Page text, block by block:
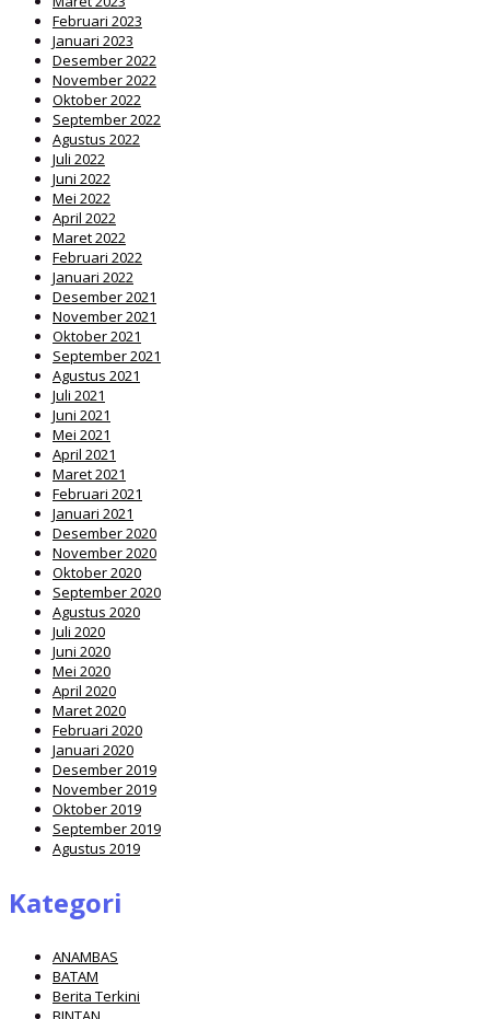
Februari 2023
Januari 2023
Desember 2022
November 2022
Oktober 2022
September 2022
Agustus 2022
Juli 2022
Juni 2022
Mei 2022
April 2022
Maret 2022
Februari 2022
Januari 2022
Desember 2021
November 2021
Oktober 2021
September 2021
Agustus 2021
Juli 2021
Juni 2021
Mei 2021
April 2021
Maret 2021
Februari 2021
Januari 2021
Desember 2020
November 2020
Oktober 2020
September 2020
Agustus 2020
Juli 2020
Juni 2020
Mei 2020
April 2020
Maret 2020
Februari 2020
Januari 2020
Desember 2019
November 2019
Oktober 2019
September 2019
Agustus 2019
Kategori
ANAMBAS
BATAM
Berita Terkini